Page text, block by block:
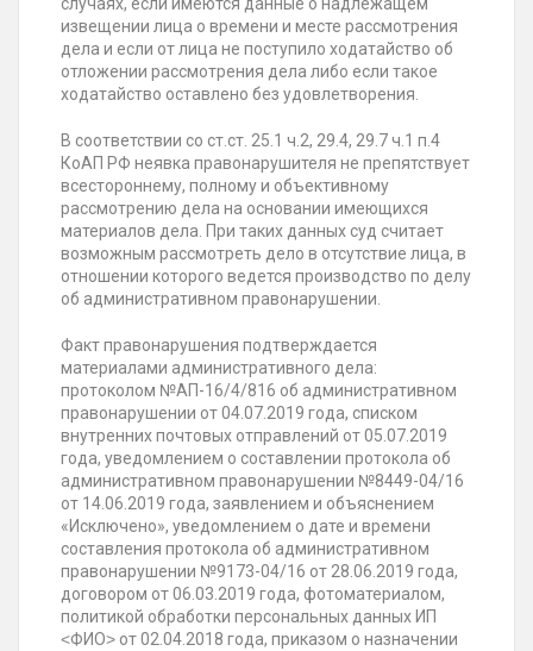
случаях, если имеются данные о надлежащем
извещении лица о времени и месте рассмотрения
дела и если от лица не поступило ходатайство об
отложении рассмотрения дела либо если такое
ходатайство оставлено без удовлетворения.
В соответствии со ст.ст. 25.1 ч.2, 29.4, 29.7 ч.1 п.4
КоАП РФ неявка правонарушителя не препятствует
всестороннему, полному и объективному
рассмотрению дела на основании имеющихся
материалов дела. При таких данных суд считает
возможным рассмотреть дело в отсутствие лица, в
отношении которого ведется производство по делу
об административном правонарушении.
Факт правонарушения подтверждается
материалами административного дела:
протоколом №АП-16/4/816 об административном
правонарушении от 04.07.2019 года, списком
внутренних почтовых отправлений от 05.07.2019
года, уведомлением о составлении протокола об
административном правонарушении №8449-04/16
от 14.06.2019 года, заявлением и объяснением
«Исключено», уведомлением о дате и времени
составления протокола об административном
правонарушении №9173-04/16 от 28.06.2019 года,
договором от 06.03.2019 года, фотоматериалом,
политикой обработки персональных данных ИП
˂ФИО˃ от 02.04.2018 года, приказом о назначении